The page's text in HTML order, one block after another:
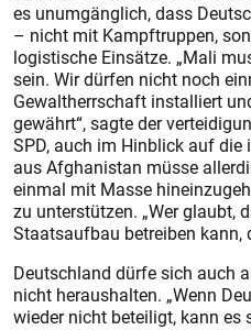
es unumgänglich, dass
– nicht mit Kampftruppen,
logistische Einsätze. „Mali
sein. Wir dürfen nicht noch
Gewaltherrschaft installiert
gewährt“, sagte der
SPD, auch im Hinblick auf die
aus Afghanistan müsse
einmal mit Masse
zu unterstützen. „Wer glaubt,
Staatsaufbau betreiben kann,
Deutschland dürfe sich auch
nicht heraushalten. „Wenn
wieder nicht beteiligt, kann es